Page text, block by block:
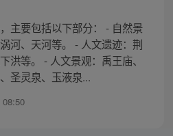
主要包括以下部分： - 自然景
河、天河等。 - 人文遗迹：荆
洪等。 - 人文景观：禹王庙、
圣灵泉、玉液泉...
08:50